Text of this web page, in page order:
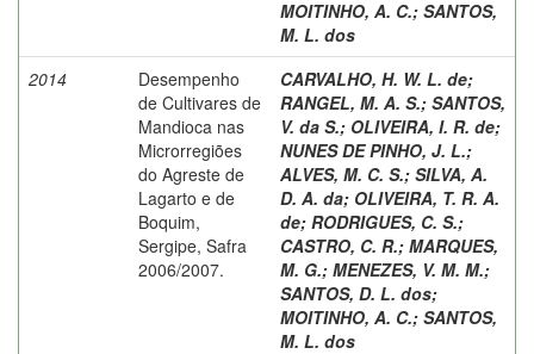
MOITINHO, A. C.; SANTOS,
M. L. dos
2014
Desempenho
de Cultivares de
Mandioca nas
Microrregiões
do Agreste de
Lagarto e de
Boquim,
Sergipe, Safra
2006/2007.
CARVALHO, H. W. L. de;
RANGEL, M. A. S.; SANTOS,
V. da S.; OLIVEIRA, I. R. de;
NUNES DE PINHO, J. L.;
ALVES, M. C. S.; SILVA, A.
D. A. da; OLIVEIRA, T. R. A.
de; RODRIGUES, C. S.;
CASTRO, C. R.; MARQUES,
M. G.; MENEZES, V. M. M.;
SANTOS, D. L. dos;
MOITINHO, A. C.; SANTOS,
M. L. dos